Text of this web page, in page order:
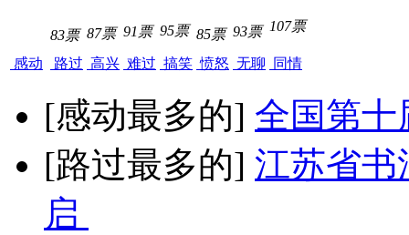
感动
83票
路过
87票
高兴
91票
难过
95票
搞笑
85票
愤怒
93票
无聊
107票
同情
[感动最多的] 全国第十
[路过最多的] 江苏省书
启